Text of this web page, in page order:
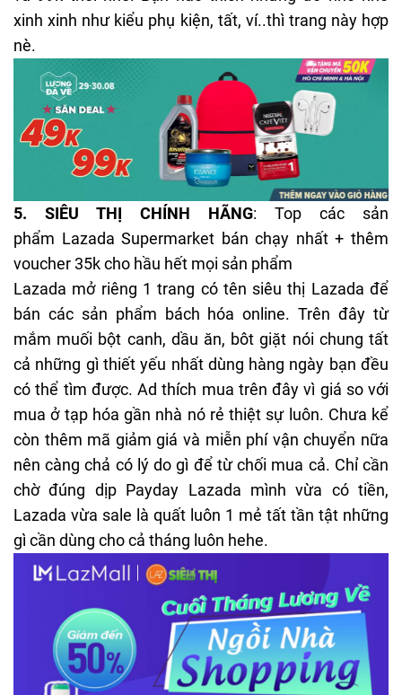
xinh xinh như kiểu phụ kiện, tất, ví..thì trang này hợp
nè.
5. SIÊU THỊ CHÍNH HÃNG: Top các sản
phẩm Lazada Supermarket bán chạy nhất + thêm
voucher 35k cho hầu hết mọi sản phẩm
Lazada mở riêng 1 trang có tên siêu thị Lazada để
bán các sản phẩm bách hóa online. Trên đây từ
mắm muối bột canh, dầu ăn, bôt giặt nói chung tất
cả những gì thiết yếu nhất dùng hàng ngày bạn đều
có thể tìm được. Ad thích mua trên đây vì giá so với
mua ở tạp hóa gần nhà nó rẻ thiệt sự luôn. Chưa kể
còn thêm mã giảm giá và miễn phí vận chuyển nữa
nên càng chả có lý do gì để từ chối mua cả. Chỉ cần
chờ đúng dịp Payday Lazada mình vừa có tiền,
Lazada vừa sale là quất luôn 1 mẻ tất tần tật những
gì cần dùng cho cả tháng luôn hehe.